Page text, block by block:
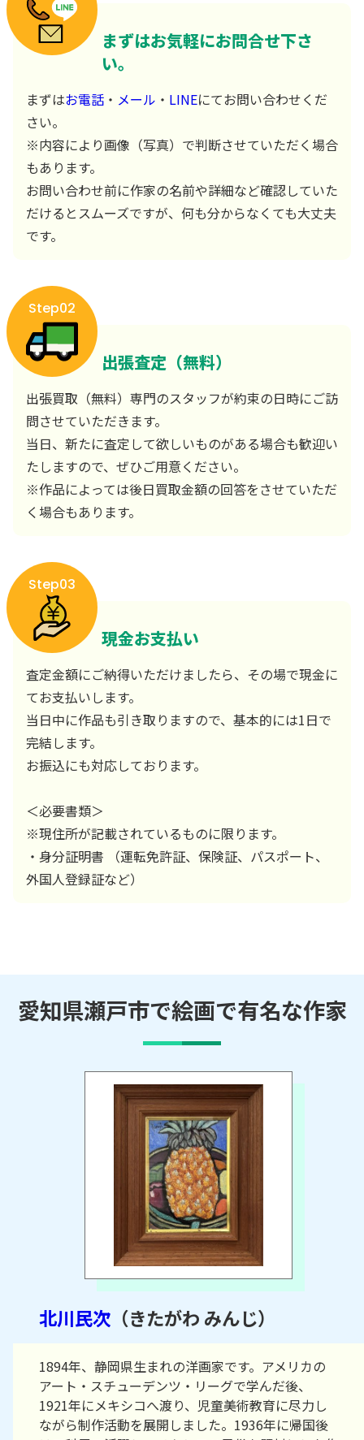
まずはお気軽にお問合せ下さ
い。
まずはお電話 ・ メール ・ LINEにてお問い合わせくだ
さい。
※内容により画像（写真）で判断させていただく場合
もあります。
お問い合わせ前に作家の名前や詳細など確認していた
だけるとスムーズですが、何も分からなくても大丈夫
です。
Step02
出張査定（無料）
出張買取（無料）専門のスタッフが約束の日時にご訪
問させていただきます。
当日、新たに査定して欲しいものがある場合も歓迎い
たしますので、ぜひご用意ください。
※作品によっては後日買取金額の回答をさせていただ
く場合もあります。
Step03
現金お支払い
査定金額にご納得いただけましたら、その場で現金に
てお支払いします。
当日中に作品も引き取りますので、基本的には1日で
完結します。
お振込にも対応しております。
＜必要書類＞
※現住所が記載されているものに限ります。
・身分証明書 （運転免許証、保険証、パスポート、
外国人登録証など）
愛知県瀬戸市で絵画で有名な作家
北川民次 （きたがわ みんじ）
1894年、静岡県生まれの洋画家です。アメリカの
アート・スチューデンツ・リーグで学んだ後、
1921年にメキシコへ渡り、児童美術教育に尽力し
ながら制作活動を展開しました。1936年に帰国後